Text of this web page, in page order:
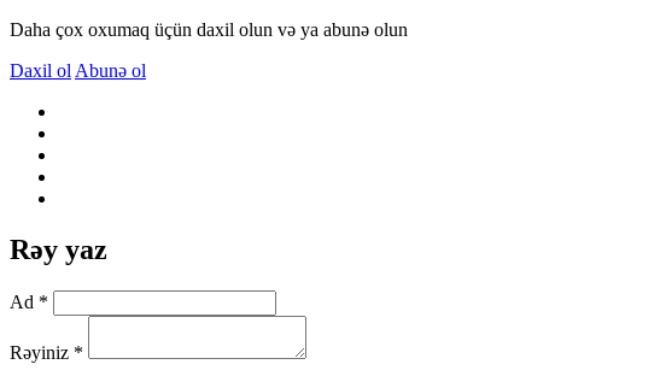
Daha çox oxumaq üçün daxil olun və ya abunə olun
Daxil ol Abunə ol
Rəy yaz
Ad *
Rəyiniz *